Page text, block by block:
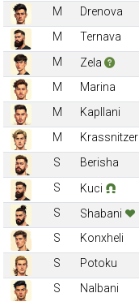
M
Drenova
M
Ternava
M
Zela
M
Marina
M
Kapllani
M
Krassnitzer
S
Berisha
S
Kuci
S
Shabani
S
Konxheli
S
Potoku
S
Nalbani